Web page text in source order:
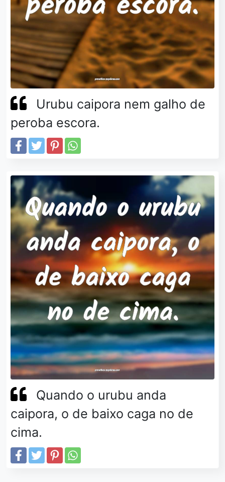
Urubu caipora nem galho de
peroba escora.
Quando o urubu anda
caipora, o de baixo caga no de
cima.